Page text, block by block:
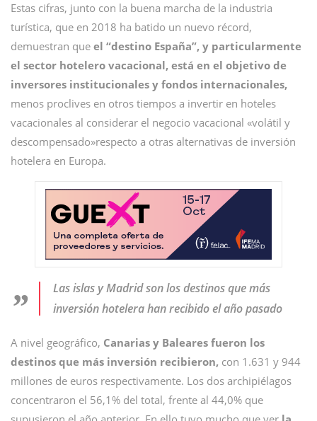
Estas cifras, junto con la buena marcha de la industria
turística, que en 2018 ha batido un nuevo récord,
demuestran que el “destino España”, y particularmente
el sector hotelero vacacional, está en el objetivo de
inversores institucionales y fondos internacionales,
menos proclives en otros tiempos a invertir en hoteles
vacacionales al considerar el negocio vacacional «volátil y
descompensado»respecto a otras alternativas de inversión
hotelera en Europa.
Las islas y Madrid son los destinos que más
inversión hotelera han recibido el año pasado
A nivel geográfico, Canarias y Baleares fueron los
destinos que más inversión recibieron, con 1.631 y 944
millones de euros respectivamente. Los dos archipiélagos
concentraron el 56,1% del total, frente al 44,0% que